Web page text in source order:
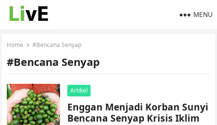
MENU
Home #Bencana Senyap
#Bencana Senyap
Artikel
Enggan Menjadi Korban Sunyi
Bencana Senyap Krisis Iklim